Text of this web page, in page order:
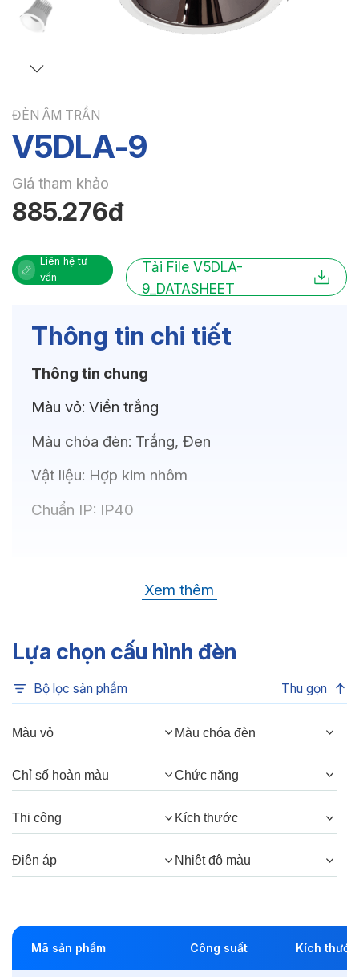
ĐÈN ÂM TRẦN
V5DLA-9
Giá tham khảo
885.276đ
Liên hệ tư
vấn
Tải File V5DLA-
9_DATASHEET
Thông tin chi tiết
Thông tin chung
Màu vỏ: Viền trắng
Màu chóa đèn: Trắng, Đen
Vật liệu: Hợp kim nhôm
Chuẩn IP: IP40
OSRAM(GERMANY)
Nhiệt độ màu:6500K, 4000K, 3500K,
3000K, 3CCT
Chỉ số hoàn màu:
Quang thông:
600lm(C), 900lm(N),
Góc chiếu:38°, 24°
Thông số Điện & Lắp đặt
Điều hướng:
Xem thêm
Lựa chọn cấu hình đèn
Bộ lọc sản phẩm Thu gọn
Màu vỏ Màu chóa đèn
Chỉ số hoàn màu Chức năng
Thi công Kích thước
Điện áp Nhiệt độ màu
Mã sản phẩm Công suất Kích thước